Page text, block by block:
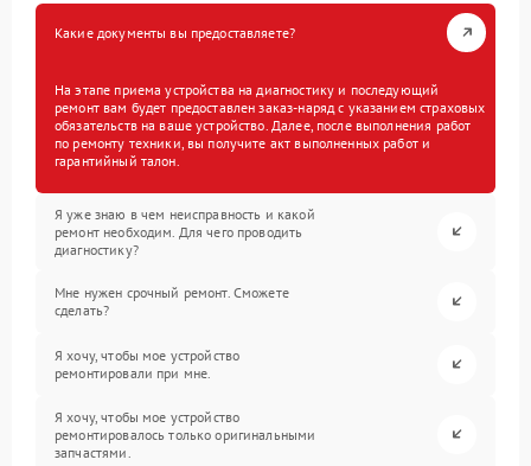
Какие документы вы предоставляете?
На этапе приема устройства на диагностику и последующий
ремонт вам будет предоставлен заказ-наряд с указанием страховых
обязательств на ваше устройство. Далее, после выполнения работ
по ремонту техники, вы получите акт выполненных работ и
гарантийный талон.
Я уже знаю в чем неисправность и какой
ремонт необходим. Для чего проводить
диагностику?
Мне нужен срочный ремонт. Сможете
сделать?
Я хочу, чтобы мое устройство
ремонтировали при мне.
Я хочу, чтобы мое устройство
ремонтировалось только оригинальными
запчастями.